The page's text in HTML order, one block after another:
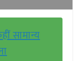
सामान्य